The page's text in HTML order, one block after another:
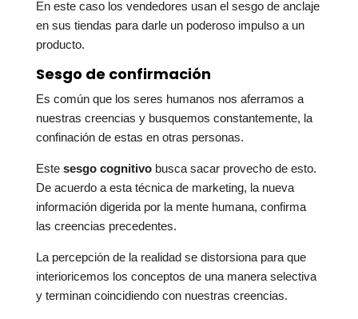
En este caso los vendedores usan el sesgo de anclaje
en sus tiendas para darle un poderoso impulso a un
producto.
Sesgo de confirmación
Es común que los seres humanos nos aferramos a
nuestras creencias y busquemos constantemente, la
confinación de estas en otras personas.
Este sesgo cognitivobusca sacar provecho de esto.
De acuerdo a esta técnica de marketing, la nueva
información digerida por la mente humana, confirma
las creencias precedentes.
La percepción de la realidad se distorsiona para que
interioricemos los conceptos de una manera selectiva
y terminan coincidiendo con nuestras creencias.